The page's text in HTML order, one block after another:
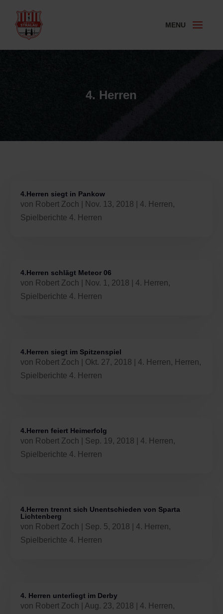
4. Herren
4.Herren siegt in Pankow
von Robert Zoch Nov. 13, 2018 |4. Herren,
Spielberichte 4. Herren
4.Herren schlägt Meteor 06
von Robert Zoch Nov. 1, 2018 |4. Herren,
Spielberichte 4. Herren
4.Herren siegt im Spitzenspiel
von Robert Zoch Okt. 27, 2018 |4. Herren, Herren,
Spielberichte 4. Herren
4.Herren feiert Heimerfolg
von Robert Zoch Sep. 19, 2018 |4. Herren,
Spielberichte 4. Herren
4.Herren trennt sich Unentschieden von Sparta
Lichtenberg
von Robert Zoch Sep. 5, 2018 |4. Herren,
Spielberichte 4. Herren
4. Herren unterliegt im Derby
von Robert Zoch Aug. 23, 2018 |4. Herren,